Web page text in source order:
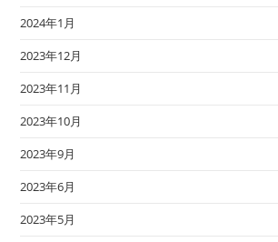
2024年1月
2023年12月
2023年11月
2023年10月
2023年9月
2023年6月
2023年5月